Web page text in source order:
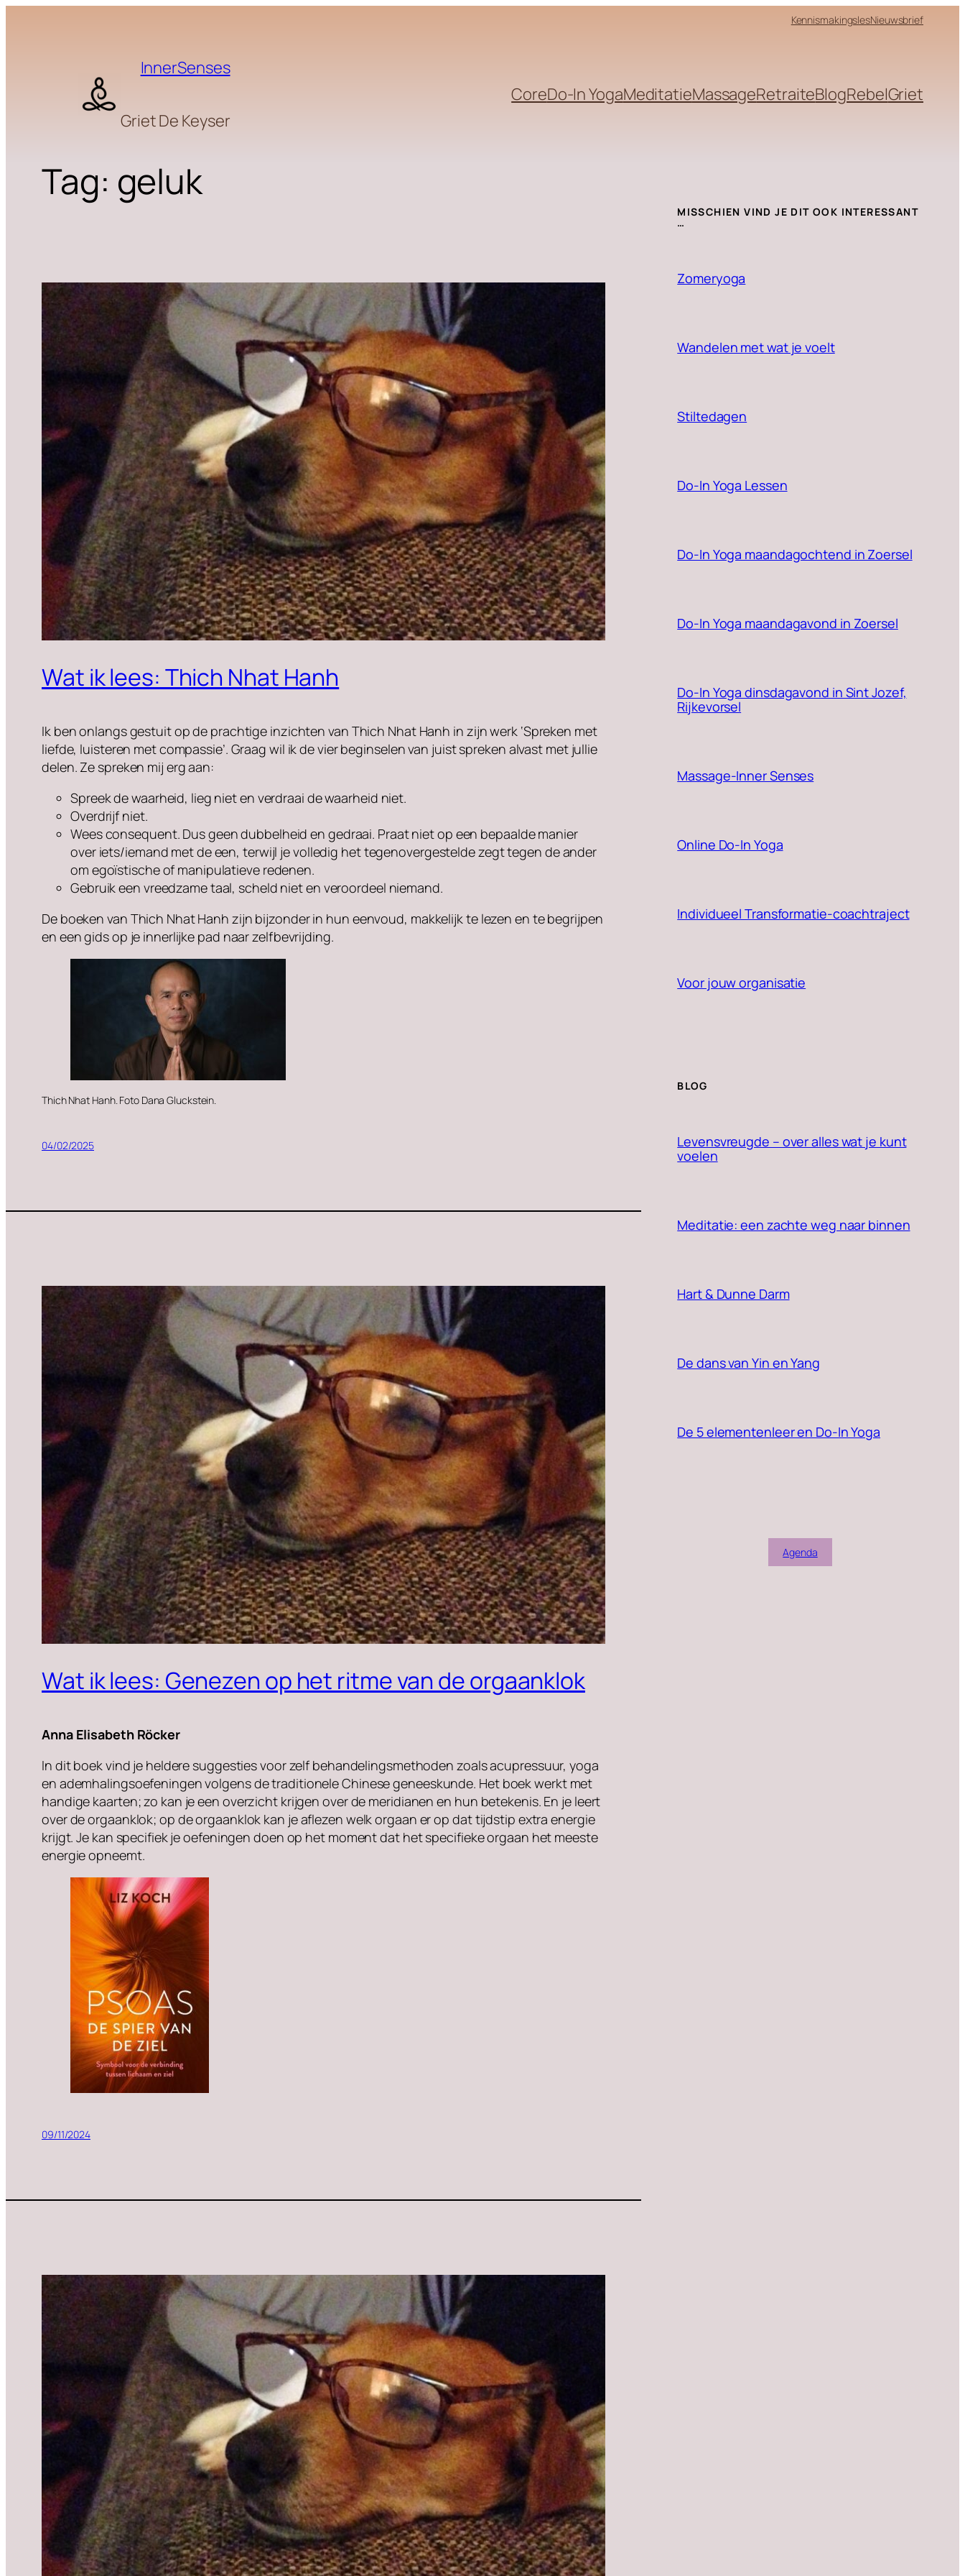
KennismakingslesNieuwsbrief
InnerSenses
Griet De Keyser
CoreDo-In YogaMeditatieMassageRetraiteBlogRebelGriet
Tag: geluk
Wat ik lees: Thich Nhat Hanh
Ik ben onlangs gestuit op de prachtige inzichten van Thich Nhat Hanh in zijn werk ‘Spreken met
liefde, luisteren met compassie’. Graag wil ik de vier beginselen van juist spreken alvast met jullie
delen. Ze spreken mij erg aan:
Spreek de waarheid, lieg niet en verdraai de waarheid niet.
Overdrijf niet.
Wees consequent. Dus geen dubbelheid en gedraai. Praat niet op een bepaalde manier
over iets/iemand met de een, terwijl je volledig het tegenovergestelde zegt tegen de ander
om egoïstische of manipulatieve redenen.
Gebruik een vreedzame taal, scheld niet en veroordeel niemand.
De boeken van Thich Nhat Hanh zijn bijzonder in hun eenvoud, makkelijk te lezen en te begrijpen
en een gids op je innerlijke pad naar zelfbevrijding.
Thich Nhat Hanh. Foto Dana Gluckstein.
04/02/2025
Wat ik lees: Genezen op het ritme van de orgaanklok
Anna Elisabeth Röcker
In dit boek vind je heldere suggesties voor zelf behandelingsmethoden zoals acupressuur, yoga
en ademhalingsoefeningen volgens de traditionele Chinese geneeskunde. Het boek werkt met
handige kaarten; zo kan je een overzicht krijgen over de meridianen en hun betekenis. En je leert
over de orgaanklok; op de orgaanklok kan je aflezen welk orgaan er op dat tijdstip extra energie
krijgt. Je kan specifiek je oefeningen doen op het moment dat het specifieke orgaan het meeste
energie opneemt.
09/11/2024
MISSCHIEN VIND JE DIT OOK INTERESSANT
…
Zomeryoga
Wandelen met wat je voelt
Stiltedagen
Do-In Yoga Lessen
Do-In Yoga maandagochtend in Zoersel
Do-In Yoga maandagavond in Zoersel
Do-In Yoga dinsdagavond in Sint Jozef,
Rijkevorsel
Massage-Inner Senses
Online Do-In Yoga
Individueel Transformatie-coachtraject
Voor jouw organisatie
BLOG
Levensvreugde – over alles wat je kunt
voelen
Meditatie: een zachte weg naar binnen
Hart & Dunne Darm
De dans van Yin en Yang
De 5 elementenleer en Do-In Yoga
Agenda